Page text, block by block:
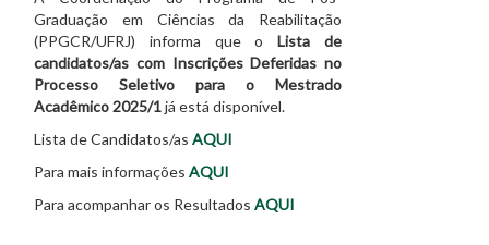
Graduação em Ciências da Reabilitação
(PPGCR/UFRJ) informa que oLista de
candidatos/as com Inscrições Deferidas no
Processo Seletivo para o Mestrado
Acadêmico 2025/1já está disponível.
Lista de Candidatos/as AQUI
Para mais informações AQUI
Para acompanhar os Resultados AQUI